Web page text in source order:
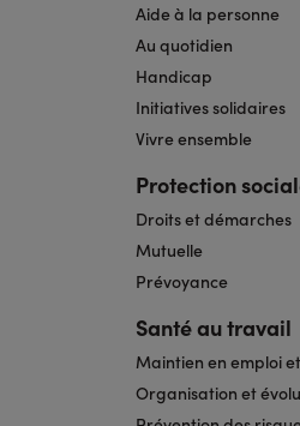
Aide à la personne
Au quotidien
Handicap
Initiatives solidaires
Vivre ensemble
Protection
Droits et démarches
Mutuelle
Prévoyance
Santé au travail
Maintien en emploi
Organisation et